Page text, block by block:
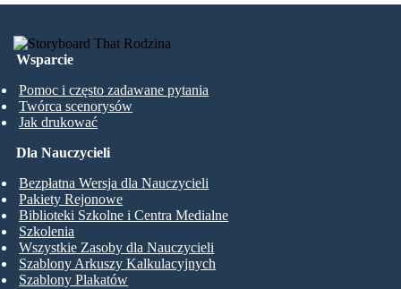
Wsparcie
Pomoc i często zadawane pytania
Twórca scenorysów
Jak drukować
Dla Nauczycieli
Bezpłatna Wersja dla Nauczycieli
Pakiety Rejonowe
Biblioteki Szkolne i Centra Medialne
Szkolenia
Wszystkie Zasoby dla Nauczycieli
Szablony Arkuszy Kalkulacyjnych
Szablony Plakatów